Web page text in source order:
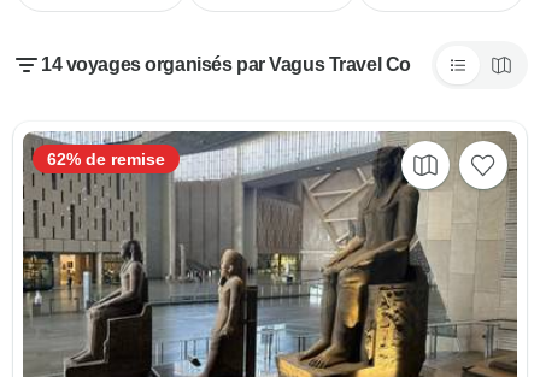
14 voyages organisés par Vagus Travel Co
62% de remise